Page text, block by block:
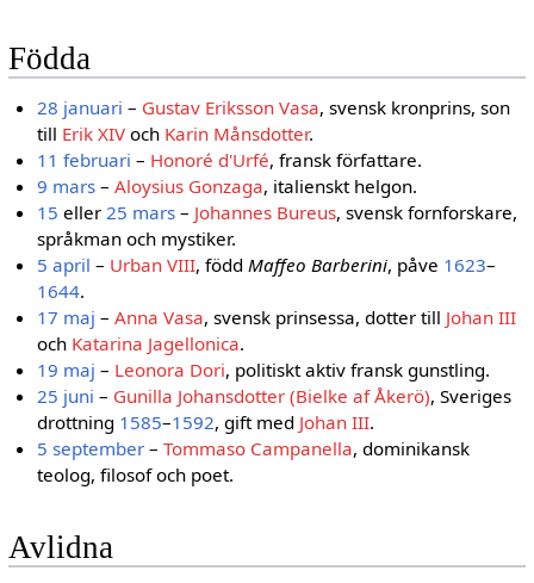
Födda
28 januari – Gustav Eriksson Vasa, svensk kronprins, son
till Erik XIV och Karin Månsdotter.
11 februari – Honoré d'Urfé, fransk författare.
9 mars –Aloysius Gonzaga, italienskt helgon.
15 eller25 mars – Johannes Bureus, svensk fornforskare,
språkman och mystiker.
5 april – Urban VIII, föddMaffeo Barberini, påve 1623–
1644.
17 maj –Anna Vasa, svensk prinsessa, dotter till Johan III
och Katarina Jagellonica.
19 maj – Leonora Dori, politiskt aktiv fransk gunstling.
25 juni – Gunilla Johansdotter (Bielke af Åkerö), Sveriges
drottning 1585–1592, gift med Johan III.
5 september –Tommaso Campanella, dominikansk
teolog, filosof och poet.
Avlidna